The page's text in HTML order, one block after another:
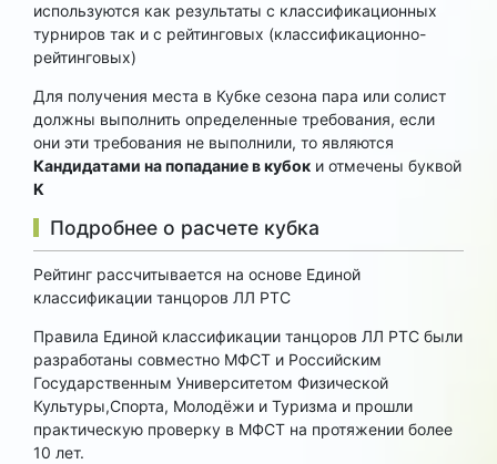
используются как результаты с классификационных
турниров так и с рейтинговых (классификационно-
рейтинговых)
Для получения места в Кубке сезона пара или солист
должны выполнить определенные требования, если
они эти требования не выполнили, то являются
Кандидатами на попадание в кубок и отмечены буквой
K
Подробнее о расчете кубка
Рейтинг рассчитывается на основе Единой
классификации танцоров ЛЛ РТС
Правила Единой классификации танцоров ЛЛ РТС были
разработаны совместно МФСТ и Российским
Государственным Университетом Физической
Культуры,Спорта, Молодёжи и Туризма и прошли
практическую проверку в МФСТ на протяжении более
10 лет.